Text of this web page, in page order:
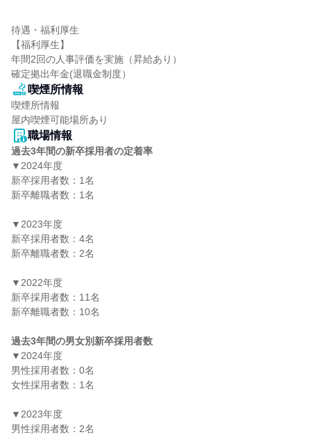
待遇・福利厚生
【福利厚生】
年間2回の人事評価を実施（昇給あり）
確定拠出年金(退職金制度）
喫煙所情報
喫煙所情報
屋内喫煙可能場所あり
職場情報
過去3年間の新卒採用者の定着率
▼2024年度
新卒採用者数：1名
新卒離職者数：1名
▼2023年度
新卒採用者数：4名
新卒離職者数：2名
▼2022年度
新卒採用者数：11名
新卒離職者数：10名
過去3年間の男女別新卒採用者数
▼2024年度
男性採用者数：0名
女性採用者数：1名
▼2023年度
男性採用者数：2名